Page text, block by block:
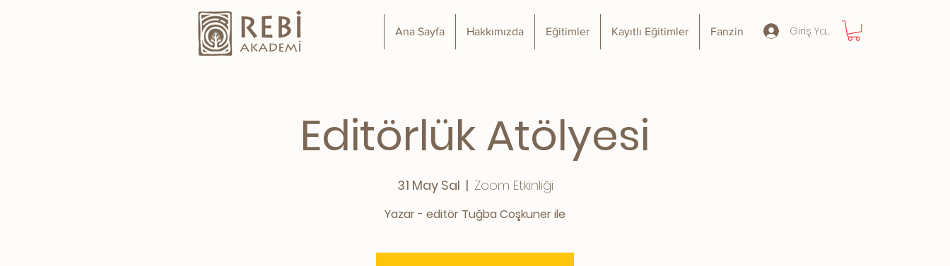
Ana Sayfa Hakkımızda Eğitimler Kayıtlı Eğitimler Fanzin Giriş Yap
Editörlük Atölyesi
31 May Sal
  |
Zoom Etkinliği
Yazar - editör Tuğba Coşkuner ile